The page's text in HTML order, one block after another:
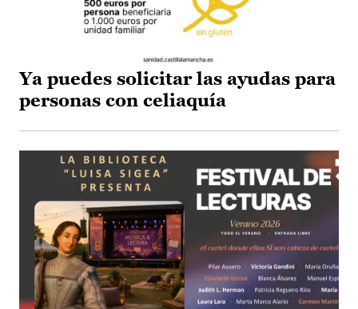
Ya puedes solicitar las ayudas para
personas con celiaquía